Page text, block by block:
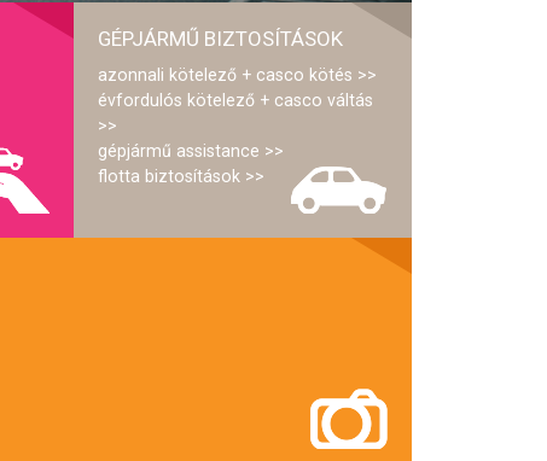
GÉPJÁRMŰ BIZTOSÍTÁSOK
azonnali kötelező + casco kötés
évfordulós kötelező + casco váltás
gépjármű assistance
flotta biztosítások